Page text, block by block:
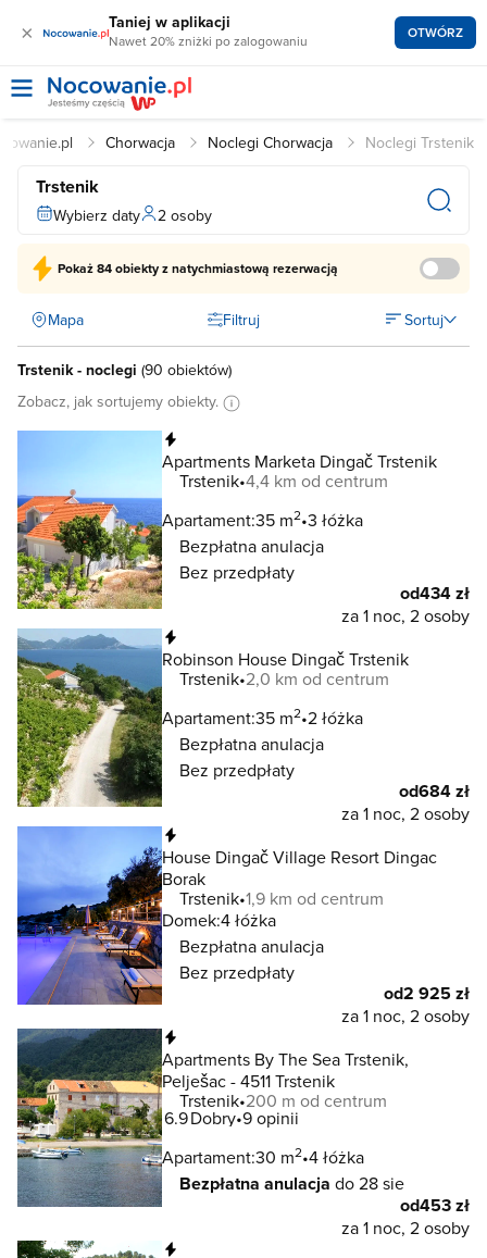
× Taniej w aplikacji
Nawet 20% zniżki po zalogowaniu OTWÓRZ
Chorwacja Noclegi Chorwacja Noclegi Trstenik
Trstenik
Wybierz daty 2 osoby
Pokaż84 obiektyz natychmiastową rezerwacją
Mapa Filtruj Sortuj
Trstenik - noclegi (90 obiektów)
Zobacz, jak sortujemy obiekty.
Apartments Marketa Dingač Trstenik
Trstenik 4,4 km od centrum
Apartament:35 m2 3 łóżka
Bezpłatna anulacja
Bez przedpłaty
od434 zł
za 1 noc, 2 osoby
Robinson House Dingač Trstenik
Trstenik 2,0 km od centrum
Apartament:35 m2 2 łóżka
Bezpłatna anulacja
Bez przedpłaty
od684 zł
za 1 noc, 2 osoby
House Dingač Village Resort Dingac
Borak
Trstenik 1,9 km od centrum
Domek:4 łóżka
Bezpłatna anulacja
Bez przedpłaty
od2 925 zł
za 1 noc, 2 osoby
Apartments By The Sea Trstenik,
Pelješac - 4511 Trstenik
Trstenik 200 m od centrum
6.9Dobry 9 opinii
Apartament:30 m2 4 łóżka
Bezpłatna anulacja do 28 sie
od453 zł
za 1 noc, 2 osoby